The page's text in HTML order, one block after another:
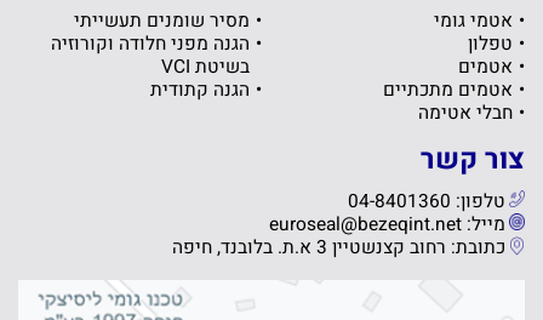
אטמי גומי
טפלון
אטמים
אטמים מתכתיים
חבלי אטימה
מסיר שומנים תעשייתי
הגנה מפני חלודה וקורוזיה
בשיטת VCI
הגנה קתודית
צור קשר
טלפון: 04-8401360
מייל: euroseal@bezeqint.net
כתובת: רחוב קצנשטיין 3 א.ת. בלובנד, חיפה